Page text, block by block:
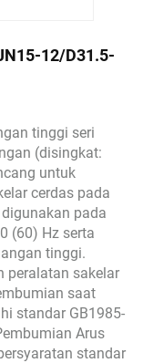
12/D31.5-
tinggi seri
(disingkat:
untuk
cerdas pada
pada
(60) Hz serta
tinggi.
peralatan sakelar
saat
standar GB1985-
Arus
standar